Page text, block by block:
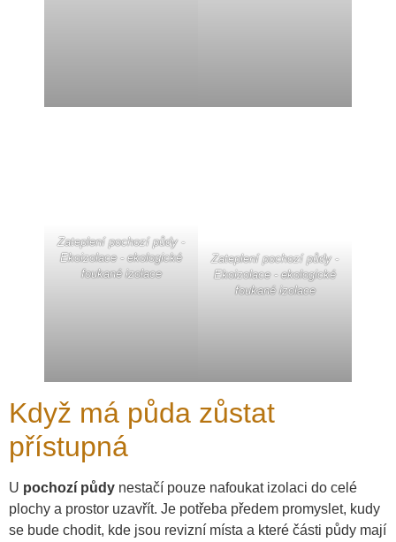
Zateplení pochozí půdy -
Ekoizolace - ekologické
foukané izolace
Zateplení pochozí půdy -
Ekoizolace - ekologické
foukané izolace
Když má půda zůstat
přístupná
U pochozí půdy nestačí pouze nafoukat izolaci do celé
plochy a prostor uzavřít. Je potřeba předem promyslet, kudy
se bude chodit, kde jsou revizní místa a které části půdy mají